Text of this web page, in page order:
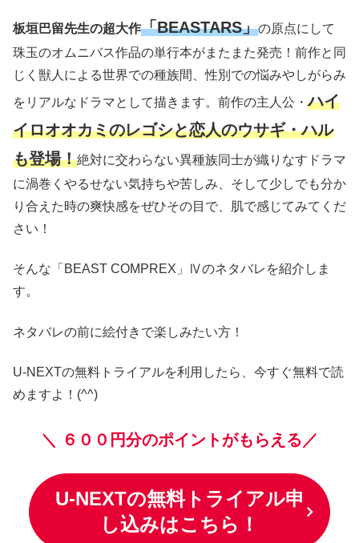
板垣巴留先生の超大作「BEASTARS」の原点にして
珠玉のオムニバス作品の単行本がまたまた発売！前作と同
じく獣人による世界での種族間、性別での悩みやしがらみ
をリアルなドラマとして描きます。前作の主人公・ハイ
イロオオカミのレゴシと恋人のウサギ・ハル
も登場！絶対に交わらない異種族同士が織りなすドラマ
に渦巻くやるせない気持ちや苦しみ、そして少しでも分か
り合えた時の爽快感をぜひその目で、肌で感じてみてくだ
さい！
そんな「BEAST COMPREX」Ⅳのネタバレを紹介しま
す。
ネタバレの前に絵付きで楽しみたい方！
U-NEXTの無料トライアルを利用したら、今すぐ無料で読
めますよ！(^^)
＼ ６００円分のポイントがもらえる／
U-NEXTの無料トライアル申
し込みはこちら！